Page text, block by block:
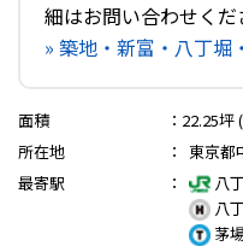
細はお問い合わせくだ
» 築地・新富・八丁堀
面積 ： 22.25坪
所在地
：
東京都
最寄駅
：
八
八
茅